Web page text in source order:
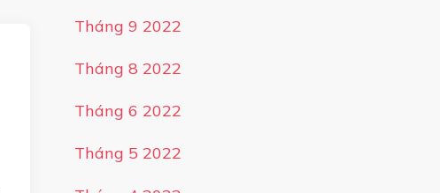
Tháng 9 2022
Tháng 8 2022
Tháng 6 2022
Tháng 5 2022